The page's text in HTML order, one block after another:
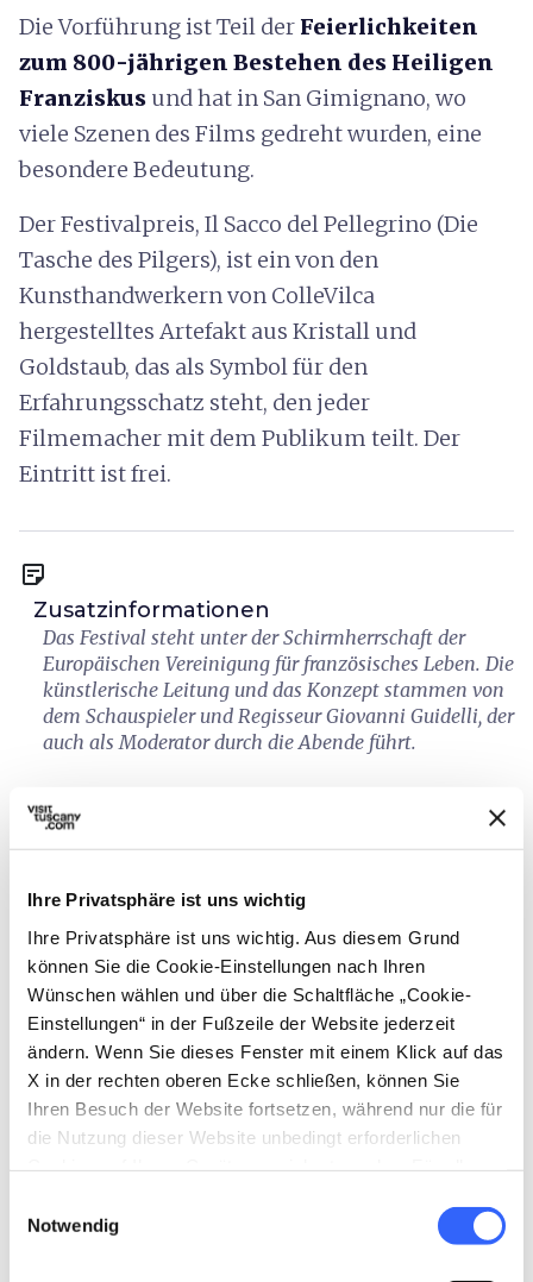
Ihre Privatsphäre ist uns wichtig
Ihre Privatsphäre ist uns wichtig. Aus diesem Grund
können Sie die Cookie-Einstellungen nach Ihren
Wünschen wählen und über die Schaltfläche „Cookie-
Einstellungen“ in der Fußzeile der Website jederzeit
ändern. Wenn Sie dieses Fenster mit einem Klick auf das
X in der rechten oberen Ecke schließen, können Sie
Ihren Besuch der Website fortsetzen, während nur die für
die Nutzung dieser Website unbedingt erforderlichen
Zustimmung.
Notwendig
Die Vorführung ist Teil der Feierlichkeiten
zum 800-jährigen Bestehen des Heiligen
Franziskus und hat in San Gimignano, wo
viele Szenen des Films gedreht wurden, eine
besondere Bedeutung.
Der Festivalpreis, Il Sacco del Pellegrino (Die
Tasche des Pilgers), ist ein von den
Kunsthandwerkern von ColleVilca
hergestelltes Artefakt aus Kristall und
Goldstaub, das als Symbol für den
Erfahrungsschatz steht, den jeder
Filmemacher mit dem Publikum teilt. Der
Eintritt ist frei.
sticky_note_2
Zusatzinformationen
Das Festival steht unter der Schirmherrschaft der
Europäischen Vereinigung für französisches Leben. Die
künstlerische Leitung und das Konzept stammen von
dem Schauspieler und Regisseur Giovanni Guidelli, der
auch als Moderator durch die Abende führt.